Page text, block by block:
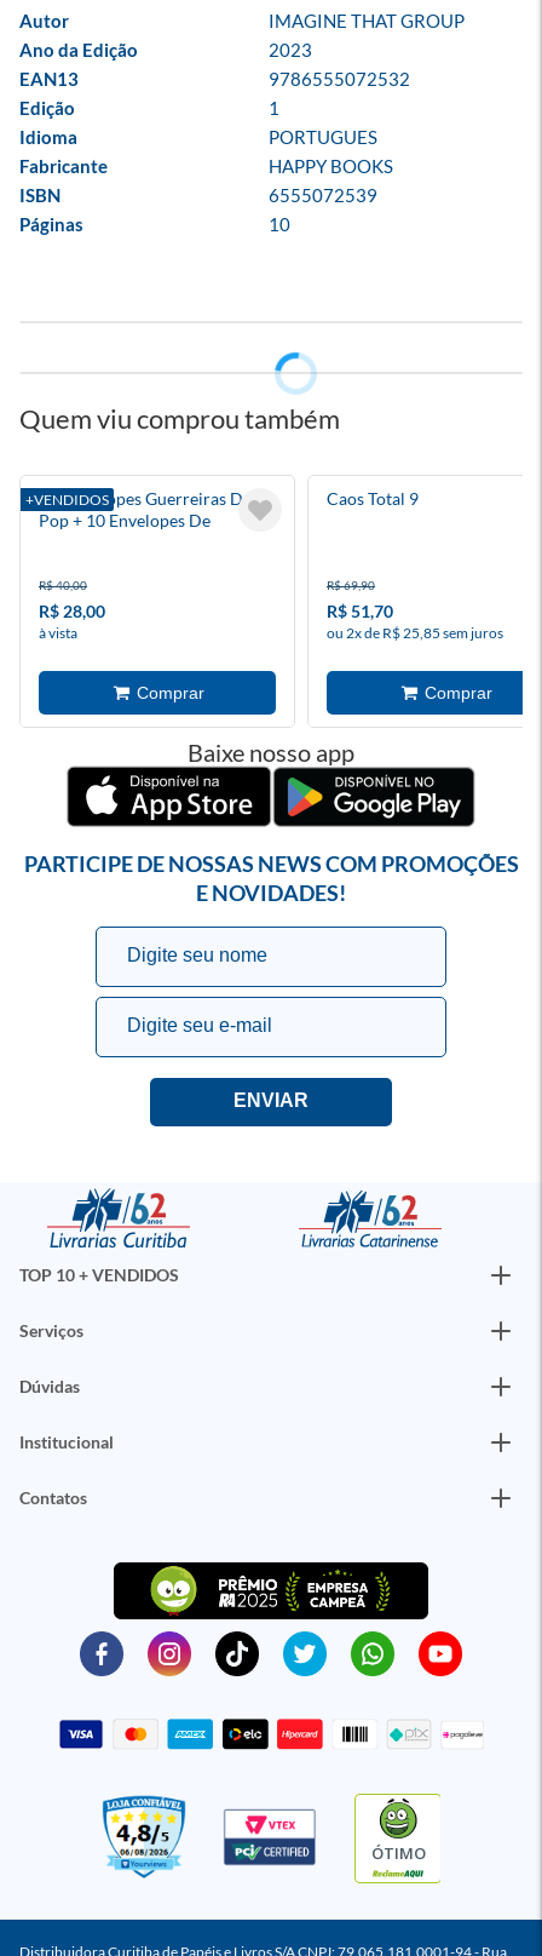
Autor
IMAGINE THAT GROUP
Ano da Edição
2023
EAN13
9786555072532
Edição
1
Idioma
PORTUGUES
Fabricante
HAPPY BOOKS
ISBN
6555072539
Páginas
10
Quem viu comprou também
+VENDIDOS
Kit Envelopes Guerreiras Do K
Pop + 10 Envelopes De
R$ 40,00
R$ 28,00
à vista
Caos Total 9
R$ 69,90
R$ 51,70
ou 2x de R$ 25,85 sem juros
Baixe nosso app
PARTICIPE DE NOSSAS NEWS COM PROMOÇÕES
E NOVIDADES!
TOP 10 + VENDIDOS
Serviços
Dúvidas
Institucional
Contatos
ÓTIMO
Distribuidora Curitiba de Papéis e Livros S/A CNPJ: 79.065.181.0001-94 - Rua